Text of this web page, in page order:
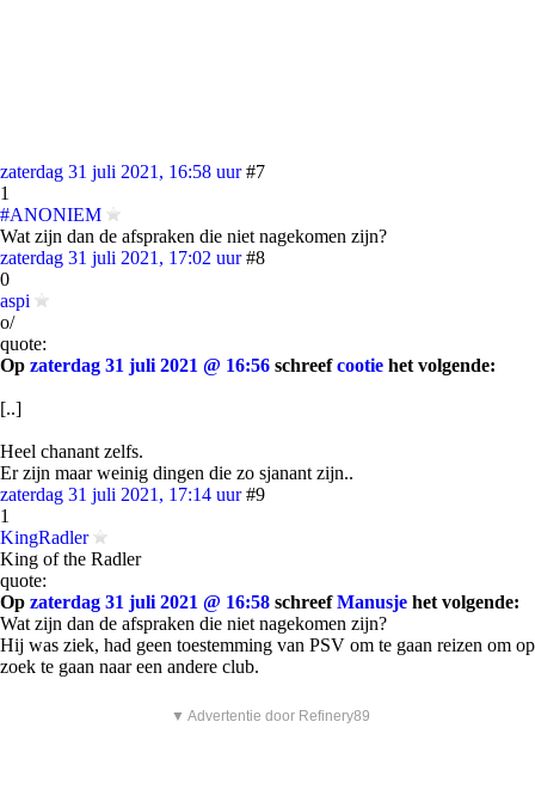
zaterdag 31 juli 2021, 16:58 uur #7
1
#ANONIEM
Wat zijn dan de afspraken die niet nagekomen zijn?
zaterdag 31 juli 2021, 17:02 uur #8
0
aspi
o/
quote:
Op zaterdag 31 juli 2021 @ 16:56 schreefcootie het volgende:
[..]
Heel chanant zelfs.
Er zijn maar weinig dingen die zo sjanant zijn..
zaterdag 31 juli 2021, 17:14 uur #9
1
KingRadler
King of the Radler
quote:
Op zaterdag 31 juli 2021 @ 16:58 schreefManusje het volgende:
Wat zijn dan de afspraken die niet nagekomen zijn?
Hij was ziek, had geen toestemming van PSV om te gaan reizen om op
zoek te gaan naar een andere club.
▼ Advertentie door Refinery89